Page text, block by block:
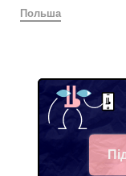
Польша